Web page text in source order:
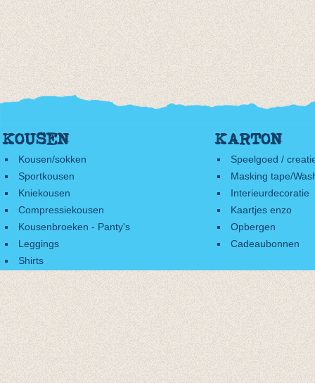
KOUSEN
Kousen/sokken
Sportkousen
Kniekousen
Compressiekousen
Kousenbroeken - Panty's
Leggings
Shirts
KARTON
Speelgoed /
Masking tape/
Interieurdecoratie
Kaartjes enzo
Opbergen
Cadeaubonnen